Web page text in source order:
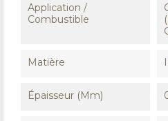
Application /
Combustible
Matière
Épaisseur (mm)